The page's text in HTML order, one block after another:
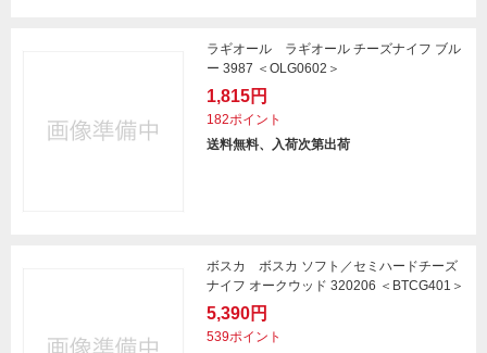
ラギオール ラギオール チーズナイフ ブル
ー 3987 ＜OLG0602＞
1,815円
182ポイント
送料無料、入荷次第出荷
ボスカ ボスカ ソフト／セミハードチーズ
ナイフ オークウッド 320206 ＜BTCG401＞
5,390円
539ポイント